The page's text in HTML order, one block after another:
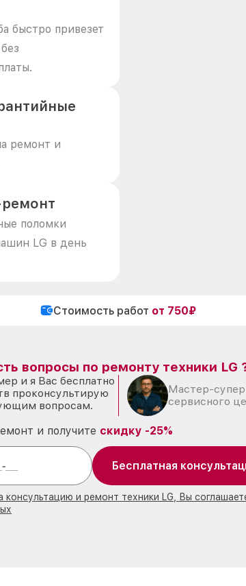
быстро привезет
ремонт и
поломки
LG в день
Стоимость работ от 750₽
вопросы по ремонту техники LG
и я Вас бесплатно
проконсультирую
вопросам.
Мастер-
сервисного
и получите скидку -25%
Бесплатная
консультацию и ремонт техники LG, Вы